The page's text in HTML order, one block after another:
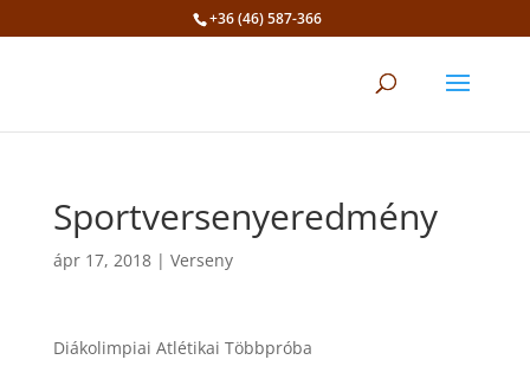
+36 (46) 587-366
Sportversenyeredmény
ápr 17, 2018| Verseny
Diákolimpiai Atlétikai Többpróba